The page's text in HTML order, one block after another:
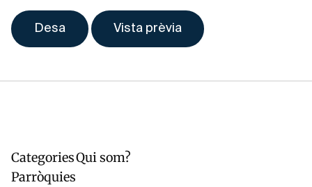
Navegación
principal
Categories
Parròquies
Pie
Qui som?